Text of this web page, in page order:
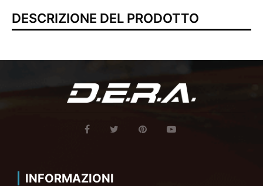
DESCRIZIONE DEL PRODOTTO
INFORMAZIONI